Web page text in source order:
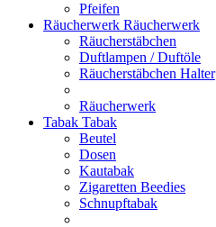
Pfeifen
Räucherwerk Räucherwerk
Räucherstäbchen
Duftlampen / Duftöle
Räucherstäbchen Halter
Räucherwerk
Tabak Tabak
Beutel
Dosen
Kautabak
Zigaretten Beedies
Schnupftabak